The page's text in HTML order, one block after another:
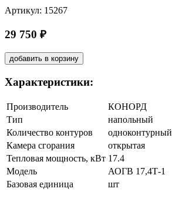
Артикул: 15267
29 750 ₽
добавить в корзину
Характеристики:
Производитель
КОНОРД
Тип
напольный
Количество контуров
одноконтурный
Камера сгорания
открытая
Тепловая мощность, кВт 17.4
Модель
АОГВ 17,4Т-1
Базовая единица
шт